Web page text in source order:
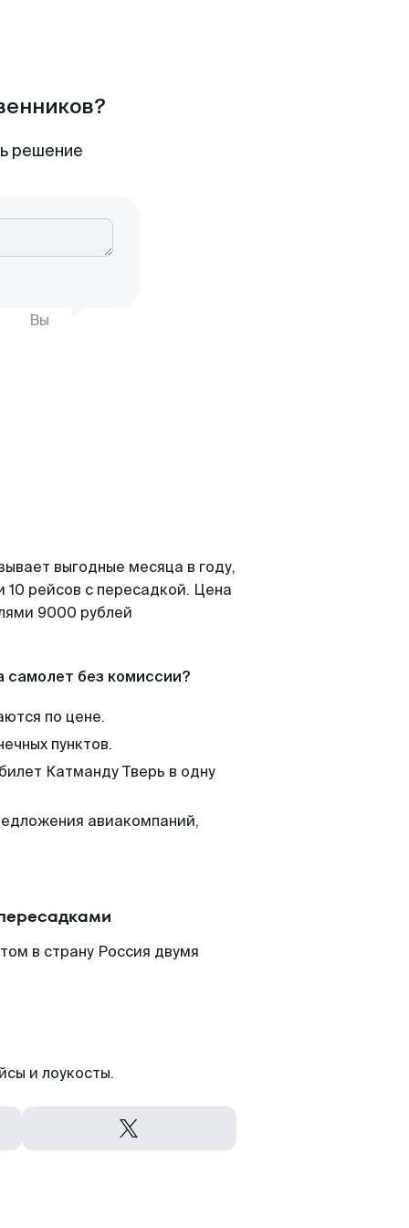
решение
Вы
выгодные месяца в году,
рейсов с пересадкой. Цена
9000 рублей
самолет без комиссии?
по цене.
пунктов.
Катманду Тверь в одну
авиакомпаний,
в страну Россия двумя
и лоукосты.